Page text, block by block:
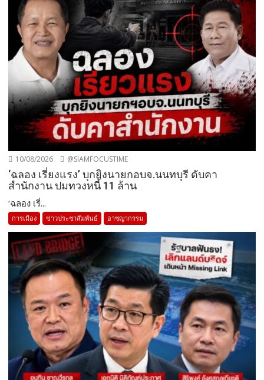
10/08/2026 @SIAMFOCUSTIME
‘ฉลอง เรี่ยงแรง’ บุกยิงนายกอบจ.นนทบุรี ดับคา
สำนักงาน ปมทวงหนี้ 11 ล้าน
‘ฉลอง เรี่...
การเมือง ข่าวประชาสัมพันธ์ อาชญากรรม